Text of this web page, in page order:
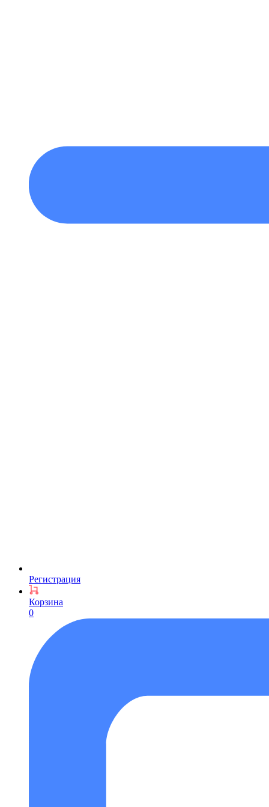
Регистрация
Корзина
0